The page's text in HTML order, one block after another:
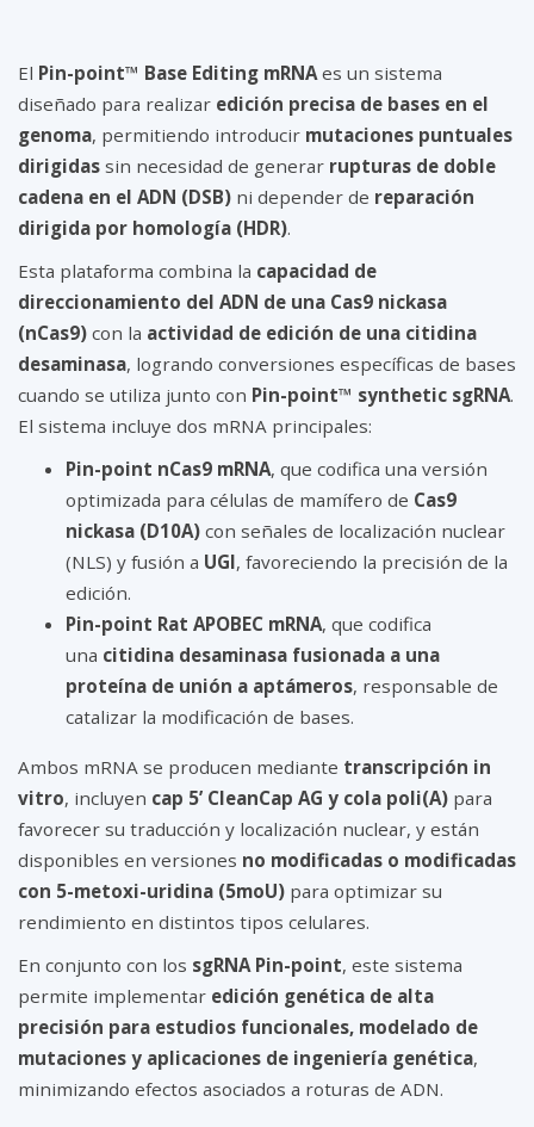
El Pin-point™ Base Editing mRNAes un sistema
diseñado para realizar edición precisa de bases en el
genoma, permitiendo introducir mutaciones puntuales
dirigidas sin necesidad de generar rupturas de doble
cadena en el ADN (DSB) ni depender de reparación
dirigida por homología (HDR).
Esta plataforma combina la capacidad de
direccionamiento del ADN de una Cas9 nickasa
(nCas9) con la actividad de edición de una citidina
desaminasa, logrando conversiones específicas de bases
cuando se utiliza junto con Pin-point™ synthetic sgRNA.
El sistema incluye dos mRNA principales:
Pin-point nCas9 mRNA, que codifica una versión
optimizada para células de mamífero de Cas9
nickasa (D10A) con señales de localización nuclear
(NLS) y fusión a UGI, favoreciendo la precisión de la
edición.
Pin-point Rat APOBEC mRNA, que codifica
una citidina desaminasa fusionada a una
proteína de unión a aptámeros, responsable de
catalizar la modificación de bases.
Ambos mRNA se producen mediante transcripción in
vitro, incluyen cap 5’ CleanCap AG y cola poli(A) para
favorecer su traducción y localización nuclear, y están
disponibles en versiones no modificadas o modificadas
con 5-metoxi-uridina (5moU) para optimizar su
rendimiento en distintos tipos celulares.
En conjunto con los sgRNA Pin-point, este sistema
permite implementar edición genética de alta
precisión para estudios funcionales, modelado de
mutaciones y aplicaciones de ingeniería genética,
minimizando efectos asociados a roturas de ADN.